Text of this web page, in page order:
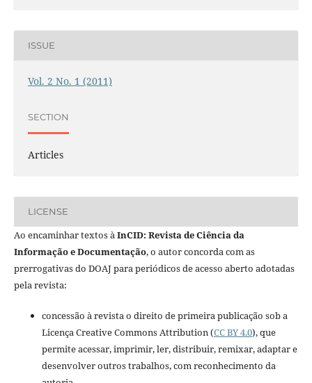
ISSUE
Vol. 2 No. 1 (2011)
SECTION
Articles
LICENSE
Ao encaminhar textos àInCID: Revista de Ciência da
Informação e Documentação, o autor concorda com as
prerrogativas do DOAJ para periódicos de acesso aberto adotadas
pela revista:
concessão à revista o direito de primeira publicação sob a
Licença Creative Commons Attribution (CC BY 4.0), que
permite acessar, imprimir, ler, distribuir, remixar, adaptar e
desenvolver outros trabalhos, com reconhecimento da